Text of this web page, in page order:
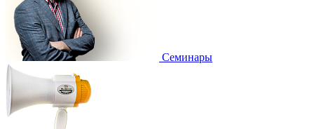
Cеминары